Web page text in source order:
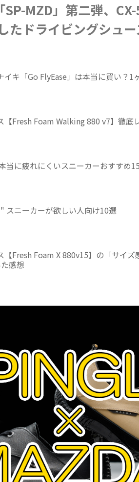
MZD」第二弾、
たドライビングシュ
イキ「Go FlyEase」は本当に買い？
【Fresh Foam Walking 880 v7】徹底
当に疲れにくいスニーカーおすすめ
スニーカーが欲しい人向け10選
【Fresh Foam X 880v15】の「サイズ
感想